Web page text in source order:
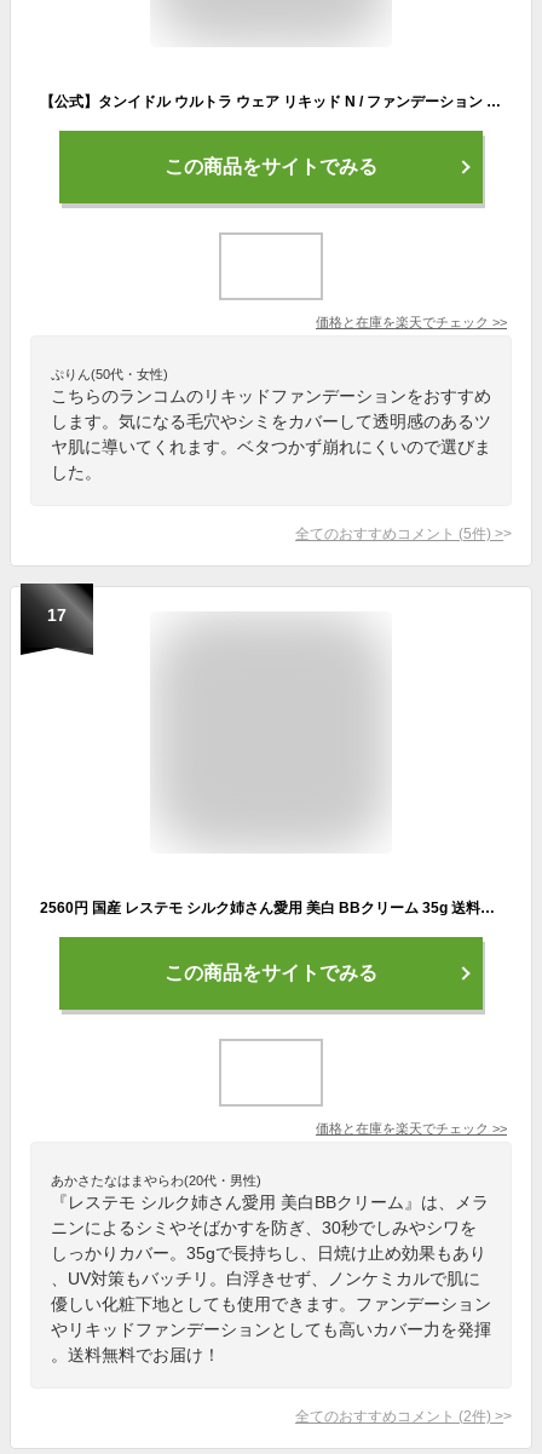
【公式】タンイドル ウルトラ ウェア リキッド N / ファンデーション / ランコム lancome 正規品 カバー力 スキンケア ウルトラファンデ SPF48 PA++ 薄膜密着テクノロジー プレゼント 誕生日 バレンタイン 彼女 母 化粧品 コスメ メイク デパコス ギフト 高級 クリスマス
この商品をサイトでみる
価格と在庫を楽天でチェック >>
ぷりん(50代・女性)
こちらのランコムのリキッドファンデーションをおすすめ
します。気になる毛穴やシミをカバーして透明感のあるツ
ヤ肌に導いてくれます。ベタつかず崩れにくいので選びま
した。
全てのおすすめコメント (5件) >
17
2560円 国産 レステモ シルク姉さん愛用 美白 BBクリーム 35g 送料無料 メラニンによる シミ そばかす を防ぎ 30秒で しみ シワ を隠す カバー力 ファンデーション リキッドファンデーション 美白BBクリーム 日焼け止め uv 白浮きしない 化粧下地 しわ ノンケミカル
この商品をサイトでみる
価格と在庫を楽天でチェック >>
あかさたなはまやらわ(20代・男性)
『レステモ シルク姉さん愛用 美白BBクリーム』は、メラ
ニンによるシミやそばかすを防ぎ、30秒でしみやシワを
しっかりカバー。35gで長持ちし、日焼け止め効果もあり
、UV対策もバッチリ。白浮きせず、ノンケミカルで肌に
優しい化粧下地としても使用できます。ファンデーション
やリキッドファンデーションとしても高いカバー力を発揮
。送料無料でお届け！
全てのおすすめコメント (2件) >